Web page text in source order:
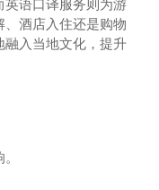
英语口译服务则为游
酒店入住还是购物
融入当地文化，提升